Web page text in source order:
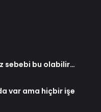
sebebi bu olabilir…
var ama hiçbir işe